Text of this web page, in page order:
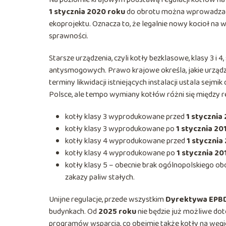
1 stycznia 2020 rokudo obrotu można
ekoprojektu. Oznacza to, że legalnie nowy kocioł na
sprawności.
Starsze urządzenia, czyli kotły bezklasowe, klasy 3 i
antysmogowych. Prawo krajowe określa, jakie
terminy likwidacji istniejących instalacji ustala
Polsce, ale tempo wymiany kotłów różni się między
kotły klasy 3 wyprodukowane przed1 stycznia
kotły klasy 3 wyprodukowane po1 stycznia
kotły klasy 4 wyprodukowane przed1 stycznia
kotły klasy 4 wyprodukowane po1 stycznia
kotły klasy 5 – obecnie brak ogólnopolskiego
zakazy paliw stałych.
Unijne regulacje, przede wszystkimDyrektywa
budynkach. Od 2025 rokunie będzie już możliwe